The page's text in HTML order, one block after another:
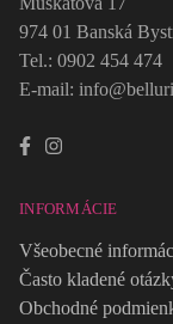
974 01 Banská
Tel.: 0902 454 474
E-mail:
INFORMÁCIE
Všeobecné
Často kladené
Obchodné